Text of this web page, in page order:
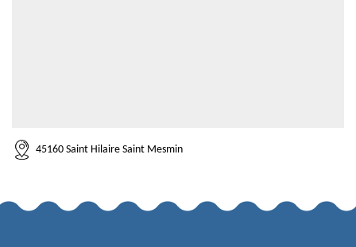
45160 Saint Hilaire Saint Mesmin